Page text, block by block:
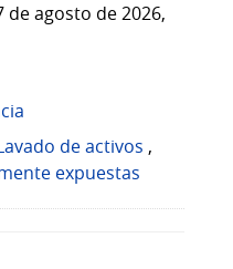
de agosto de 2026,
de activos ,
expuestas